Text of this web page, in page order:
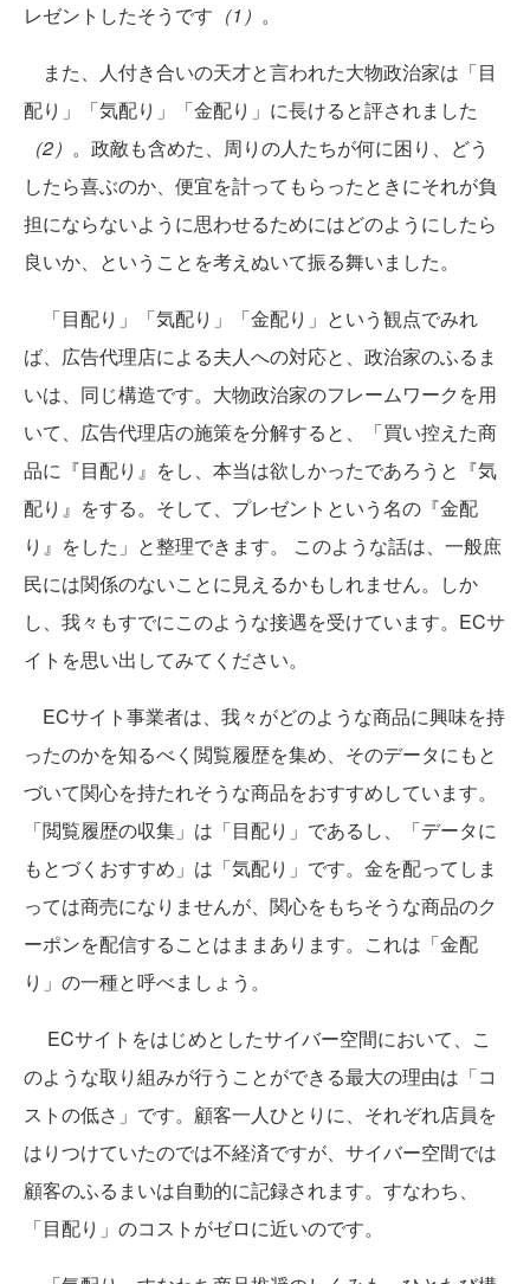
レゼントしたそうです （1） 。
また、人付き合いの天才と言われた大物政治家は「目
配り」「気配り」「金配り」に長けると評されました
（2） 。政敵も含めた、周りの人たちが何に困り、どう
したら喜ぶのか、便宜を計ってもらったときにそれが負
担にならないように思わせるためにはどのようにしたら
良いか、ということを考えぬいて振る舞いました。
「目配り」「気配り」「金配り」という観点でみれ
ば、広告代理店による夫人への対応と、政治家のふるま
いは、同じ構造です。大物政治家のフレームワークを用
いて、広告代理店の施策を分解すると、「買い控えた商
品に『目配り』をし、本当は欲しかったであろうと『気
配り』をする。そして、プレゼントという名の『金配
り』をした」と整理できます。 このような話は、一般庶
民には関係のないことに見えるかもしれません。しか
し、我々もすでにこのような接遇を受けています。ECサ
イトを思い出してみてください。
ECサイト事業者は、我々がどのような商品に興味を持
ったのかを知るべく閲覧履歴を集め、そのデータにもと
づいて関心を持たれそうな商品をおすすめしています。
「閲覧履歴の収集」は「目配り」であるし、「データに
もとづくおすすめ」は「気配り」です。金を配ってしま
っては商売になりませんが、関心をもちそうな商品のク
ーポンを配信することはままあります。これは「金配
り」の一種と呼べましょう。
ECサイトをはじめとしたサイバー空間において、こ
のような取り組みが行うことができる最大の理由は「コ
ストの低さ」です。顧客一人ひとりに、それぞれ店員を
はりつけていたのでは不経済ですが、サイバー空間では
顧客のふるまいは自動的に記録されます。すなわち、
「目配り」のコストがゼロに近いのです。